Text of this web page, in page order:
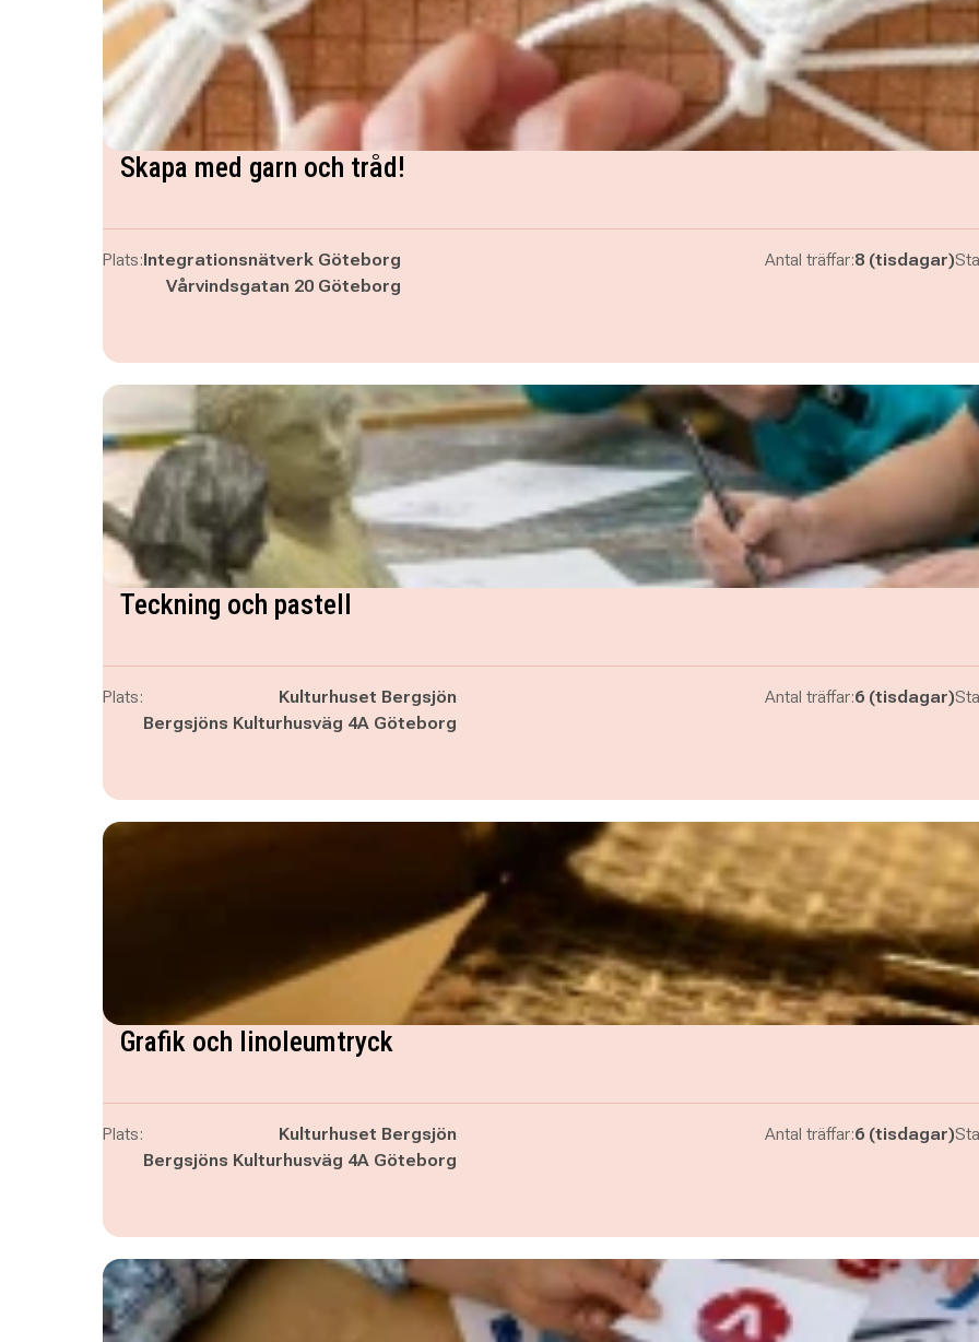
Skapa med garn och tråd!
Plats:Integrationsnätverk Göteborg
Vårvindsgatan 20 Göteborg
Antal träffar:8 (tisdagar)
Teckning och pastell
Plats:
Kulturhuset Bergsjön
Bergsjöns Kulturhusväg 4A Göteborg
Antal träffar:6 (tisdagar)
Grafik och linoleumtryck
Plats:
Kulturhuset Bergsjön
Bergsjöns Kulturhusväg 4A Göteborg
Antal träffar:6 (tisdagar)